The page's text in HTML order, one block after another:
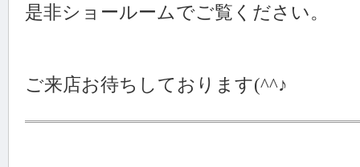
是非ショールームでご覧ください。
ご来店お待ちしております(^^♪